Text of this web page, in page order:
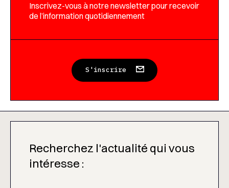
Inscrivez-vous à notre newsletter pour recevoir
de l’information quotidiennement
S'inscrire
Recherchez l'actualité qui vous
intéresse :